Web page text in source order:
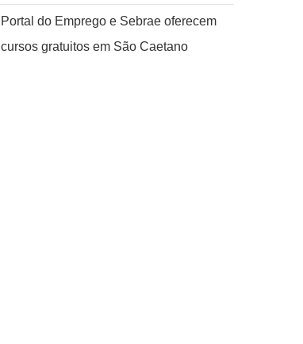
Portal do Emprego e Sebrae oferecem
cursos gratuitos em São Caetano